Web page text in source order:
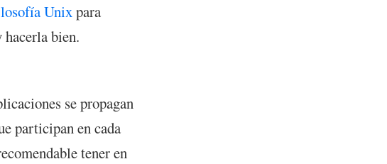
Unixpara
hacerla bien.
se propagan
participan en cada
tener en